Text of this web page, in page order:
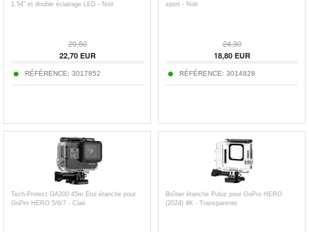
1.54" et double éclairage LED - Noir
29,50
22,70EUR
RÉFÉRENCE: 3017852
sport - Noir
24,30
18,80EUR
RÉFÉRENCE: 3014828
Tech-Protect GA200 45m Étui étanche pour
GoPro HERO 5/6/7 - Clair
Boîtier étanche Puluz pour GoPro HERO
(2024) 4K - Transparente